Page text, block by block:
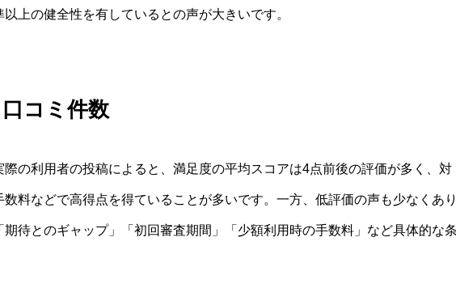
上の健全性を有しているとの声が大きいです。
コミ件数
の利用者の投稿によると、満足度の平均スコアは4点前後の評価が多く、対
料などで高得点を得ていることが多いです。一方、低評価の声も少なくあ
待とのギャップ」「初回審査期間」「少額利用時の手数料」など具体的な